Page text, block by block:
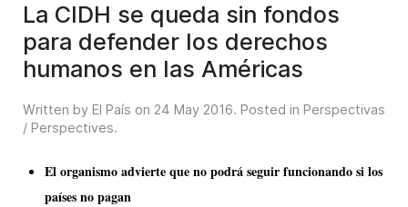
La CIDH se queda sin fondos
para defender los derechos
humanos en las Américas
Written by El País on 24 May 2016. Posted in Perspectivas
/ Perspectives.
El organismo advierte que no podrá seguir funcionando si los
países no pagan